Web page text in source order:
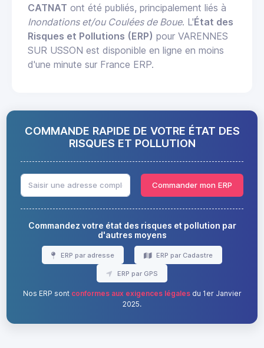
CATNAT ont été publiés, principalement liés à
Inondations et/ou Coulées de Boue. L'État des
Risques et Pollutions (ERP) pour VARENNES
SUR USSON est disponible en ligne en moins
d'une minute sur France ERP.
COMMANDE RAPIDE DE VOTRE ÉTAT DES
RISQUES ET POLLUTION
Commander mon ERP
Commandez votre état des risques et pollution par
d'autres moyens
ERP par adresse ERP par Cadastre
ERP par GPS
Nos ERP sont conformes aux exigences légalesdu 1er Janvier
2025.